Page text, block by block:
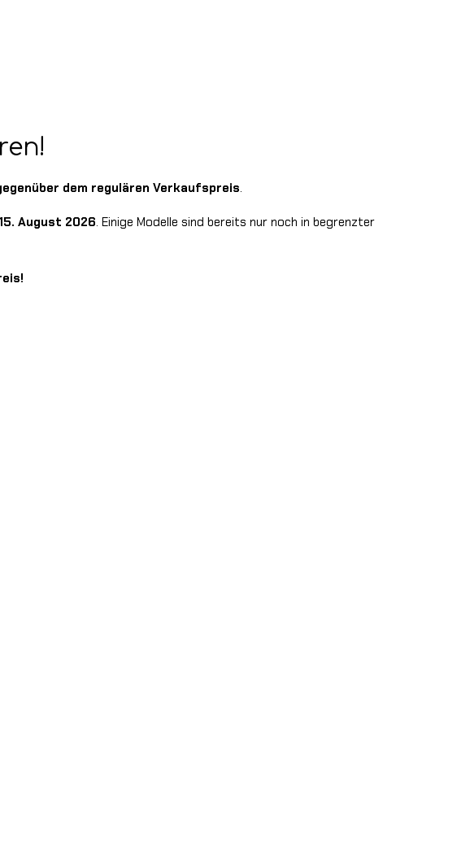
dem regulären Verkaufspreis.
August 2026. Einige Modelle sind bereits nur noch in begrenzter